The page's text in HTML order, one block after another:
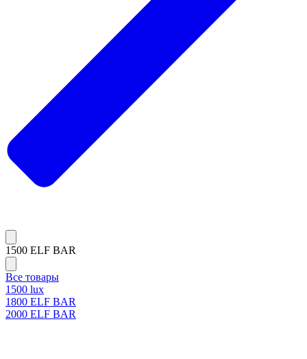
1500 ELF BAR
Все товары
1500 lux
1800 ELF BAR
2000 ELF BAR